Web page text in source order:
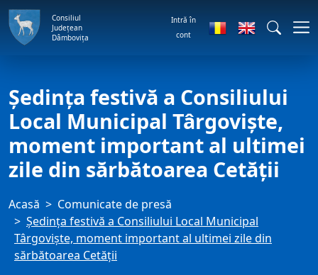
Consiliul
Județean
Dâmbovița
Intră în
cont
Ședința festivă a Consiliului
Local Municipal Târgoviște,
moment important al ultimei
zile din sărbătoarea Cetății
Acasă
Comunicate de presă
Ședința festivă a Consiliului Local Municipal
Târgoviște, moment important al ultimei zile din
sărbătoarea Cetății